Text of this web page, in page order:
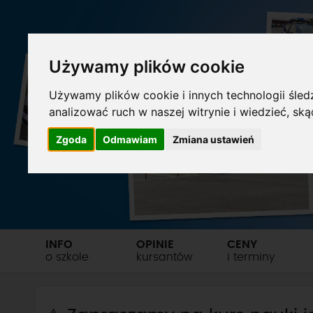
Używamy plików cookie
Używamy plików cookie i innych technologii
analizować ruch w naszej witrynie i wiedzieć,
Zgoda Odmawiam Zmiana ustawień
INFO
o szkole
OPINIE
kursantów
CENY
i terminy